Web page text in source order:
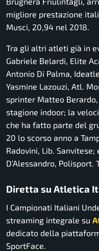
migliore prestazione
Musci, 20,94 nel 2018.
Tra gli altri atleti già in
Gabriele Belardi, Elite
Antonio Di Palma,
Yasmine Lazouzi, Atl.
sprinter Matteo
stagione indoor; la
che ha fatto parte del
20 lo scorso anno a
Radovini, Lib.
D’Alessandro, Polisport.
Diretta su Atletica
I Campionati Italiani
streaming integrale su
dedicato della
SportFace.